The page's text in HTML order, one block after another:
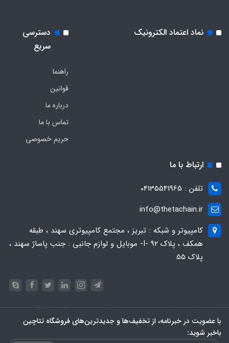
نماد اعتماد الکترونیک
دسترسی
سریع
راهنما
قوانین
درباره ما
تماس با ما
حریم خصوصی
ارتباط با ما
تلفن : 04135541965
info@thetachain.ir
کامپیوتر و شبکه : تبریز ، مجتمع کامپیوتری سهند ، طبقه
همکف ، پلاک 92 -I- موبایل و لوازم جانبی : جنب پاساژ سهند ،
پلاک 55
با عضویت در خبرنامه، از تخفیف‌ها و جدیدترین‌های فروشگاه تتاچین
باخبر شوید: